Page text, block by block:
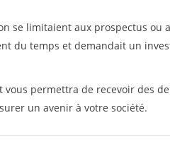
se limitaient aux prospectus ou
du temps et demandait un
permettra de recevoir des
un avenir à votre société.